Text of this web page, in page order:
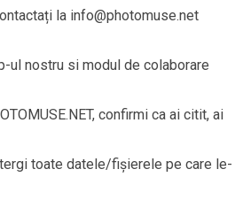
la info@photomuse.net
nostru si modul de colaborare
confirmi ca ai citit, ai
toate datele/fișierele pe care le-